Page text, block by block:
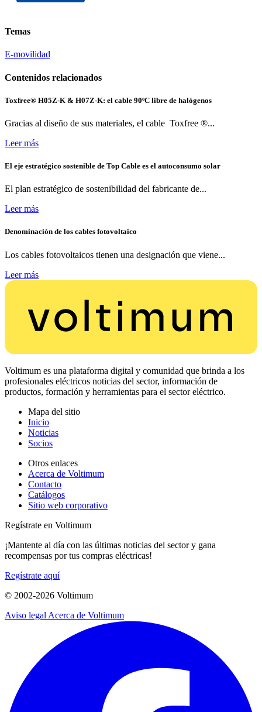
Temas
E-movilidad
Contenidos relacionados
Toxfree® H05Z-K & H07Z-K: el cable 90ºC libre de halógenos
Gracias al diseño de sus materiales, el cable Toxfree ®...
Leer más
El eje estratégico sostenible de Top Cable es el autoconsumo solar
El plan estratégico de sostenibilidad del fabricante de...
Leer más
Denominación de los cables fotovoltaico
Los cables fotovoltaicos tienen una designación que viene...
Leer más
Voltimum es una plataforma digital y comunidad que brinda a los
profesionales eléctricos noticias del sector, información de
productos, formación y herramientas para el sector eléctrico.
Mapa del sitio
Inicio
Noticias
Socios
Otros enlaces
Acerca de Voltimum
Contacto
Catálogos
Sitio web corporativo
Regístrate en Voltimum
¡Mantente al día con las últimas noticias del sector y gana
recompensas por tus compras eléctricas!
Regístrate aquí
© 2002-2026 Voltimum
Aviso legal Acerca de Voltimum